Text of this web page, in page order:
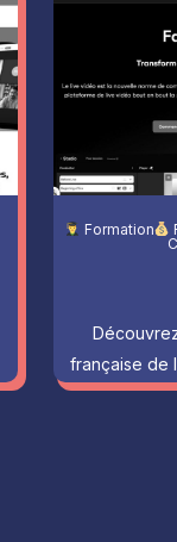
Formation
française de